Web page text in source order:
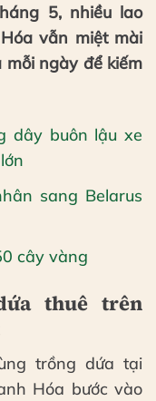
5, nhiều lao
vẫn miệt mài
ngày để kiếm
dây buôn lậu xe
sang Belarus
cây vàng
thuê trên
trồng dứa tại
Hóa bước vào